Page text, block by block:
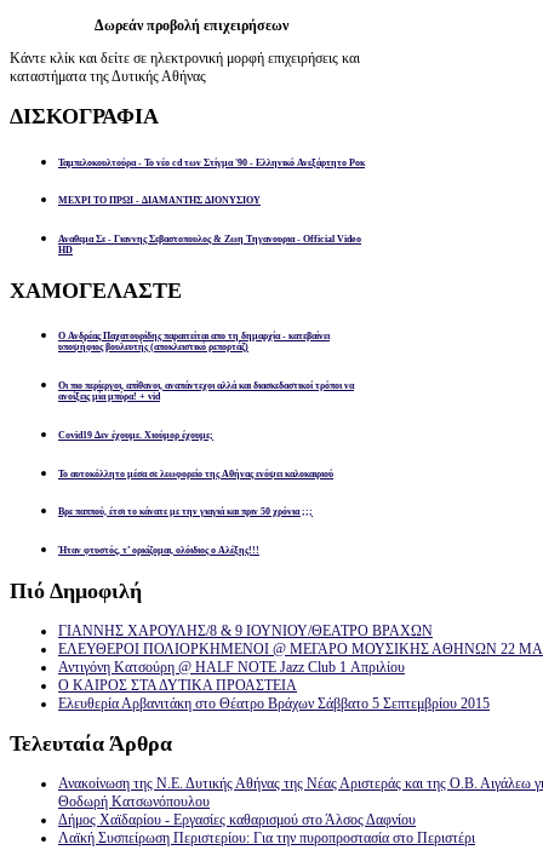
Δωρεάν προβολή επιχειρήσεων
Κάντε κλίκ και δείτε σε ηλεκτρονική μορφή επιχειρήσεις και
καταστήματα της Δυτικής Αθήνας
ΔΙΣΚΟΓΡΑΦΙΑ
Ταμπελοκουλτούρα - Το νέο cd των Στίγμα '90 - Ελληνικό Ανεξάρτητο Ροκ
ΜΕΧΡΙ ΤΟ ΠΡΩΙ - ΔΙΑΜΑΝΤΗΣ ΔΙΟΝΥΣΙΟΥ
Αναθεμα Σε - Γιαννης Σεβαστοπουλος & Ζωη Τηγανουρια - Official Video
HD
ΧΑΜΟΓΕΛΑΣΤΕ
Ο Ανδρέας Παχατουρίδης παραιτείται απο τη δημαρχία - κατεβαίνει
υποψήφιος βουλευτής (αποκλειστικό ρεπορτάζ)
Οι πιο περίεργοι, απίθανοι, αναπάντεχοι αλλά και διασκεδαστικοί τρόποι να
ανοίξεις μία μπύρα! + vid
Covid19 Δεν έχουμε. Χιούμορ έχουμε;
Το αυτοκόλλητο μέσα σε λεωφορείο της Αθήνας ενόψει καλοκαιριού
Βρε παππού, έτσι το κάνατε με την γιαγιά και πριν 50 χρόνια ;;;
Ήταν φτυστός, τ’ ορκίζομαι, ολόιδιος ο Αλέξης!!!
Πιό Δημοφιλή
ΓΙΑΝΝΗΣ ΧΑΡΟΥΛΗΣ/8 & 9 ΙΟΥΝΙΟΥ/ΘΕΑΤΡΟ ΒΡΑΧΩΝ
ΕΛΕΥΘΕΡΟΙ ΠΟΛΙΟΡΚΗΜΕΝΟΙ @ ΜΕΓΑΡΟ ΜΟΥΣΙΚΗΣ ΑΘΗΝΩΝ 22
Αντιγόνη Κατσούρη @ HALF NOTE Jazz Club 1 Απριλίου
Ο ΚΑΙΡΟΣ ΣΤΑ ΔΥΤΙΚΑ ΠΡΟΑΣΤΕΙΑ
Ελευθερία Αρβανιτάκη στο Θέατρο Βράχων Σάββατο 5 Σεπτεμβρίου 2015
Τελευταία Άρθρα
Ανακοίνωση της Ν.Ε. Δυτικής Αθήνας της Νέας Αριστεράς και της Ο.Β. Αιγάλεω
Θοδωρή Κατσωνόπουλου
Δήμος Χαϊδαρίου - Εργασίες καθαρισμού στο Άλσος Δαφνίου
Λαϊκή Συσπείρωση Περιστερίου: Για την πυροπροστασία στο Περιστέρι